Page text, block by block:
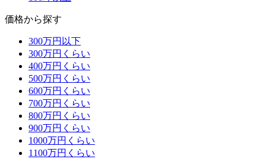
価格から探す
300万円以下
300万円くらい
400万円くらい
500万円くらい
600万円くらい
700万円くらい
800万円くらい
900万円くらい
1000万円くらい
1100万円くらい